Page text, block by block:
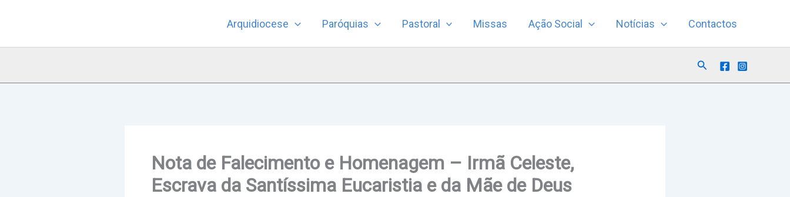
Arquidiocese Paróquias Pastoral Missas Ação Social Notícias Contactos
Search
Nota de Falecimento e Homenagem – Irmã Celeste,
Escrava da Santíssima Eucaristia e da Mãe de Deus